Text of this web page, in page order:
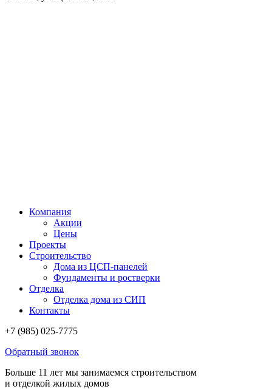
Компания
Акции
Цены
Проекты
Строительство
Дома из ЦСП-панелей
Фундаменты и ростверки
Отделка
Отделка дома из СИП
Контакты
+7 (985) 025-7775
Обратный звонок
Больше 11 лет мы занимаемся строительством
и отделкой жилых домов